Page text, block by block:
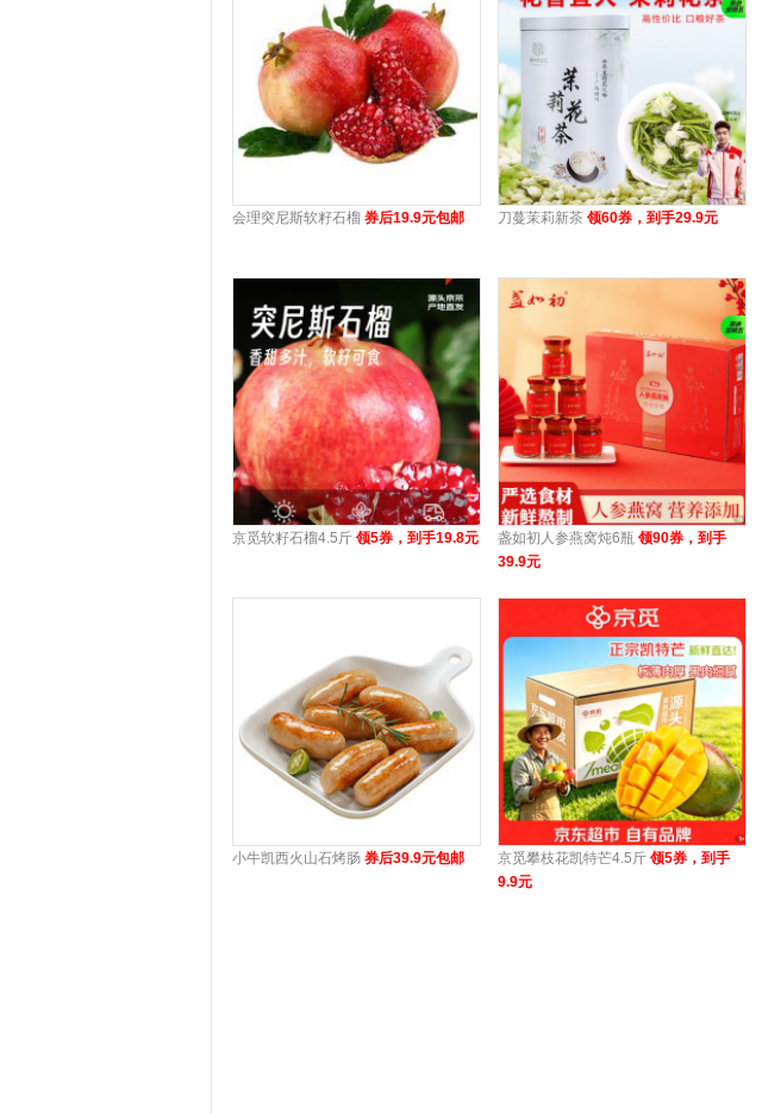
会理突尼斯软籽石榴 券后19.9元包邮 刀蔓茉莉新茶 领60券，到手29.9元
京觅软籽石榴4.5斤 领5券，到手19.8元 盏如初人参燕窝炖6瓶 领90券，到手
39.9元
小牛凯西火山石烤肠 券后39.9元包邮 京觅攀枝花凯特芒4.5斤 领5券，到手
9.9元